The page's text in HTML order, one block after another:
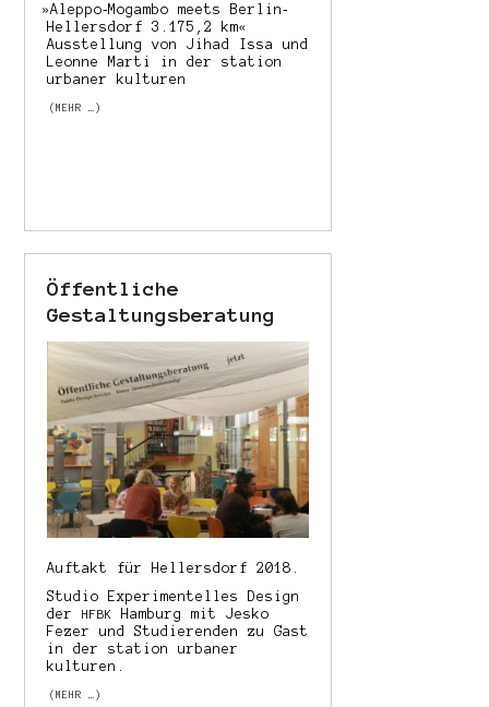
»Aleppo‐Mogambo meets Berlin‐
Hellersdorf 3.175,2 km«
Ausstellung von Jihad Issa und
Leonne Marti in der station
urbaner kulturen
(MEHR …)
Öffentliche
Gestaltungsberatung
Auftakt für Hellersdorf 2018.
Studio Experimentelles Design
derHFBK
Hamburg mit Jesko
Fezer und Studierenden zu Gast
in der station urbaner
kulturen.
(MEHR …)